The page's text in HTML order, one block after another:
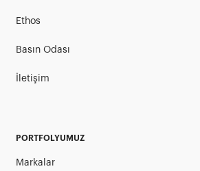
Ethos
Basın Odası
İletişim
PORTFOLYUMUZ
Markalar